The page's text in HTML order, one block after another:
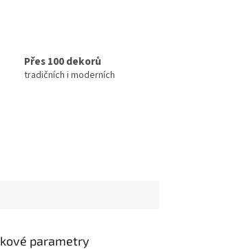
Přes 100 dekorů
tradičních i moderních
parametry